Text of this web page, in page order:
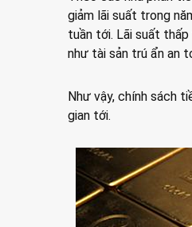
giảm lãi suất trong
tuần tới. Lãi suất
như tài sản trú ẩn an
Như vậy, chính sách
gian tới.